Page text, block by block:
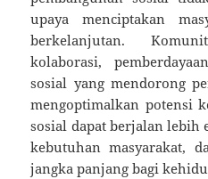
upaya menciptakan
berkelanjutan.
kolaborasi,
sosial yang mendorong
mengoptimalkan potensi
sosial dapat berjalan lebih
kebutuhan masyarakat,
jangka panjang bagi